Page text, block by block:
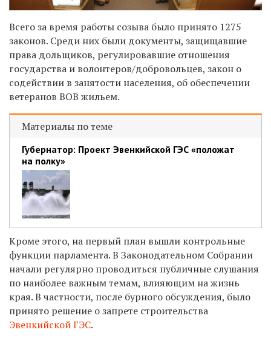
Всего за время работы созыва было принято 1275
законов. Среди них были документы, защищавшие
права дольщиков, регулировавшие отношения
государства и волонтеров/добровольцев, закон о
содействии в занятости населения, об обеспечении
ветеранов ВОВ жильем.
Материалы по теме
Губернатор: Проект Эвенкийской ГЭС «положат
на полку»
Кроме этого, на первый план вышли контрольные
функции парламента. В Законодательном Собрании
начали регулярно проводиться публичные слушания
по наиболее важным темам, влияющим на жизнь
края. В частности, после бурного обсуждения, было
принято решение о запрете строительства
Эвенкийской ГЭС.